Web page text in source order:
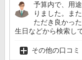
予算内で、用
りました。ま
ただき良かっ
生日などから検索し
その他の口コミ